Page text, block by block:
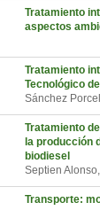
Tratamiento
aspectos
Tratamiento
Tecnológico
Sánchez
Tratamiento
la producción
biodiesel
Septien
Transporte: